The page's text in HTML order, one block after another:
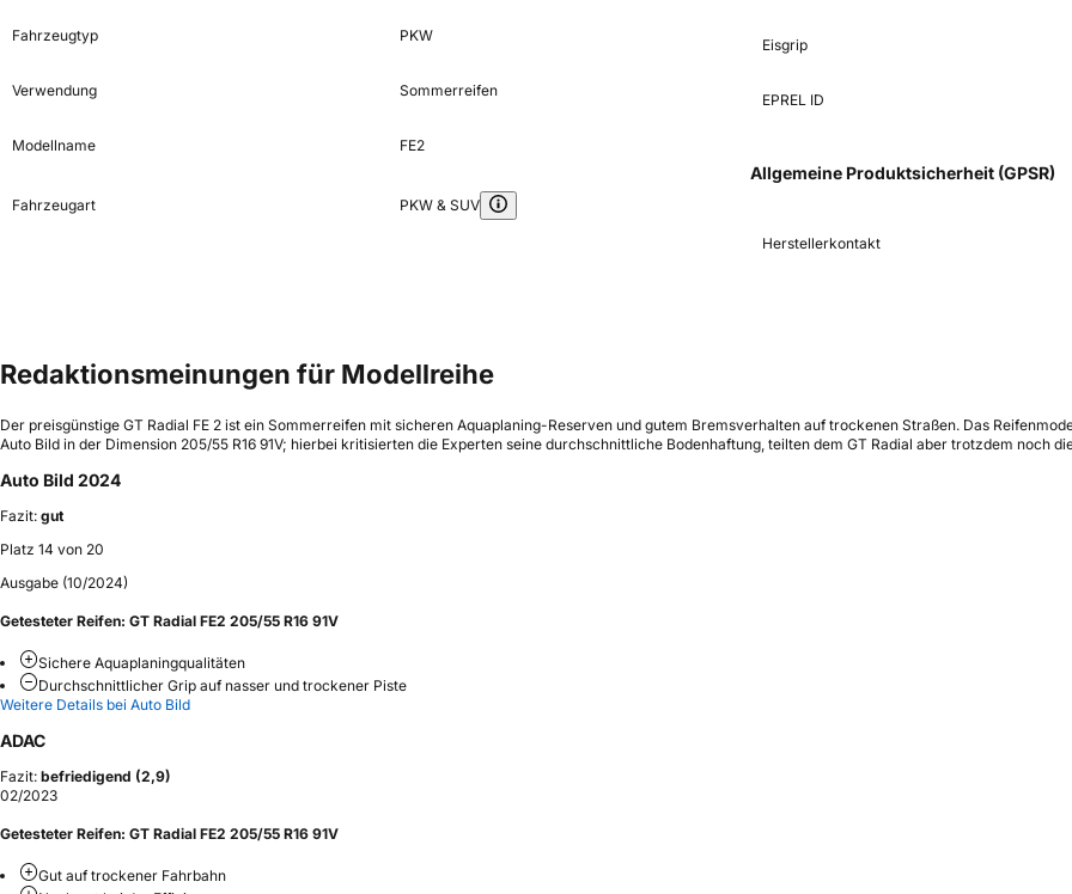
Fahrzeugtyp PKW
Verwendung Sommerreifen
Modellname FE2
Fahrzeugart PKW & SUV
Eisgrip
EPREL ID
Allgemeine Produktsicherheit (GPSR)
Herstellerkontakt
Redaktionsmeinungen für Modellreihe
Der preisgünstige GT Radial FE 2 ist ein Sommerreifen mit sicheren Aquaplaning-Reserven und gutem Bremsverhalten auf trockenen Straßen. Das
Auto Bild in der Dimension 205/55 R16 91V; hierbei kritisierten die Experten seine durchschnittliche Bodenhaftung, teilten dem GT Radial aber trotzdem noch
Auto Bild 2024
Fazit: gut
Platz 14 von 20
Ausgabe (10/2024)
Getesteter Reifen: GT Radial FE2 205/55 R16 91V
Sichere Aquaplaningqualitäten
Durchschnittlicher Grip auf nasser und trockener Piste
Weitere Details bei Auto Bild
ADAC
Fazit: befriedigend (2,9)
02/2023
Getesteter Reifen: GT Radial FE2 205/55 R16 91V
Gut auf trockener Fahrbahn